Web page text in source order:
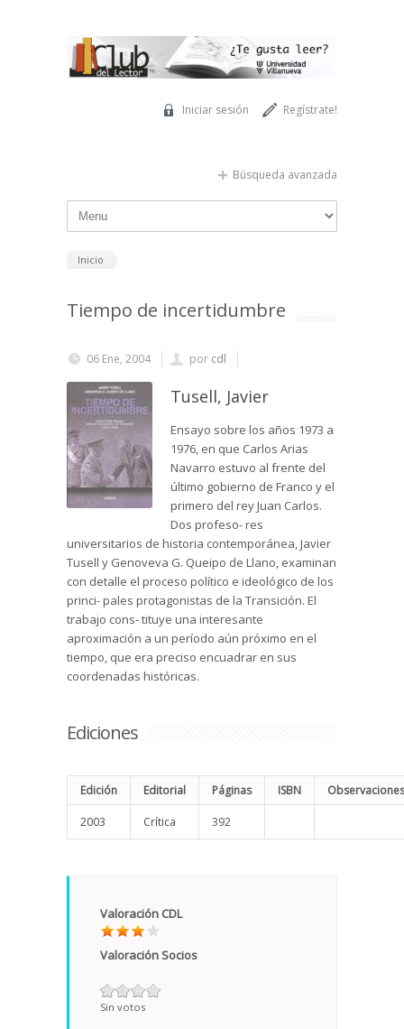
Regístrate!
Iniciar sesión
Búsqueda avanzada
Inicio
Tiempo de incertidumbre
06 Ene, 2004 por cdl
Tusell, Javier
Ensayo sobre los años 1973 a
1976, en que Carlos Arias
Navarro estuvo al frente del
último gobierno de Franco y el
primero del rey Juan Carlos.
Dos profeso- res
universitarios de historia contemporánea, Javier
Tusell y Genoveva G. Queipo de Llano, examinan
con detalle el proceso político e ideológico de los
princi- pales protagonistas de la Transición. El
trabajo cons- tituye una interesante
aproximación a un período aún próximo en el
tiempo, que era preciso encuadrar en sus
coordenadas históricas.
Ediciones
Edición Editorial Páginas ISBN Observaciones
2003 Crítica 392
Valoración CDL
Valoración Socios
Sin votos